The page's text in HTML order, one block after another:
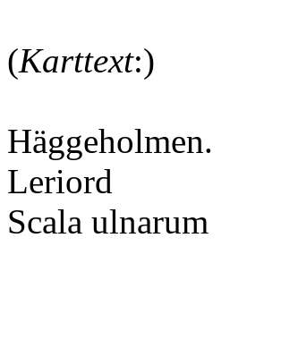
(Karttext:)
Häggeholmen.
Leriord
Scala ulnarum